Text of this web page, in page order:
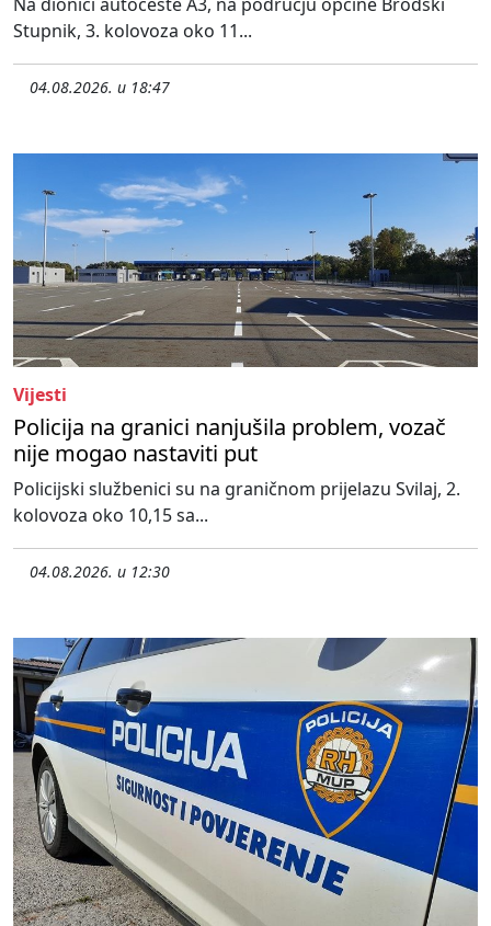
Stupnik, 3. kolovoza oko 11...
04.08.2026. u 18:47
Vijesti
Policija na granici nanjušila problem, vozač
nije mogao nastaviti put
Policijski službenici su na graničnom prijelazu Svilaj, 2.
kolovoza oko 10,15 sa...
04.08.2026. u 12:30